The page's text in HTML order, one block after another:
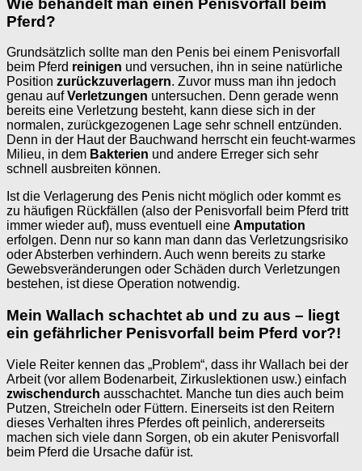
Pferd?
Grundsätzlich sollte man den Penis bei einem Penisvorfall
beim Pferd reinigen und versuchen, ihn in seine natürliche
Position zurückzuverlagern. Zuvor muss man ihn jedoch
genau aufVerletzungen untersuchen. Denn gerade wenn
bereits eine Verletzung besteht, kann diese sich in der
normalen, zurückgezogenen Lage sehr schnell entzünden.
Denn in der Haut der Bauchwand herrscht ein feucht-warmes
Milieu, in dem Bakterien und andere Erreger sich sehr
schnell ausbreiten können.
Ist die Verlagerung des Penis nicht möglich oder kommt es
zu häufigen Rückfällen (also der Penisvorfall beim Pferd tritt
immer wieder auf), muss eventuell eine Amputation
erfolgen. Denn nur so kann man dann das Verletzungsrisiko
oder Absterben verhindern. Auch wenn bereits zu starke
Gewebsveränderungen oder Schäden durch Verletzungen
bestehen, ist diese Operation notwendig.
Mein Wallach schachtet ab und zu aus – liegt
ein gefährlicher Penisvorfall beim Pferd vor?!
Viele Reiter kennen das „Problem“, dass ihr Wallach bei der
Arbeit (vor allem Bodenarbeit, Zirkuslektionen usw.) einfach
zwischendurch ausschachtet. Manche tun dies auch beim
Putzen, Streicheln oder Füttern. Einerseits ist den Reitern
dieses Verhalten ihres Pferdes oft peinlich, andererseits
machen sich viele dann Sorgen, ob ein akuter Penisvorfall
beim Pferd die Ursache dafür ist.